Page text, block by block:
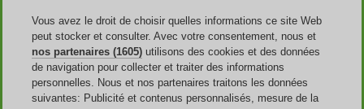
FAQ
CGU
Mentions légales
Transparence
Équipe Discoup
Nouvelles
Vous avez le droit de choisir quelles informations ce site Web
peut stocker et consulter. Avec votre consentement, nous et
nos partenaires (1605) utilisons des cookies et des données
de navigation pour collecter et traiter des informations
personnelles. Nous et nos partenaires traitons les données
suivantes: Publicité et contenus personnalisés, mesure de la